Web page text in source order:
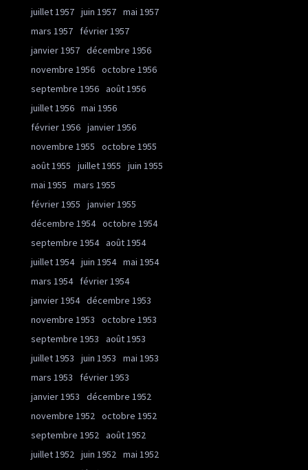
juillet 1957 juin 1957 mai 1957
mars 1957
février 1957
janvier 1957 décembre 1956
novembre 1956 octobre 1956
septembre 1956 août 1956
juillet 1956 mai 1956
février 1956 janvier 1956
novembre 1955
octobre 1955
août 1955
juillet 1955
juin 1955
mai 1955
mars 1955
février 1955
janvier 1955
décembre 1954 octobre 1954
septembre 1954 août 1954
juillet 1954 juin 1954 mai 1954
mars 1954
février 1954
janvier 1954 décembre 1953
novembre 1953
octobre 1953
septembre 1953
août 1953
juillet 1953
juin 1953
mai 1953
mars 1953
février 1953
janvier 1953
décembre 1952
novembre 1952 octobre 1952
septembre 1952 août 1952
juillet 1952 juin 1952 mai 1952